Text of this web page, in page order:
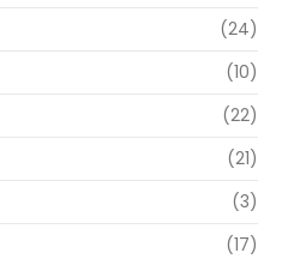
(24)
(10)
(22)
(21)
(3)
(17)